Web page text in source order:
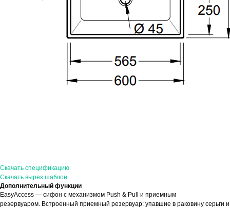
Скачать спецификацию
Скачать вырез шаблон
Дополнительный функции
EasyAccess — сифон с механизмом Push & Pull и приемным
резервуаром. Встроенный приемный резервуар: упавшие в раковину серьги и